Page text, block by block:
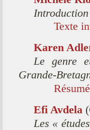
Introduction
Texte
Karen
Le genre
Grande-
Résumé
Efi Avdela
Les «